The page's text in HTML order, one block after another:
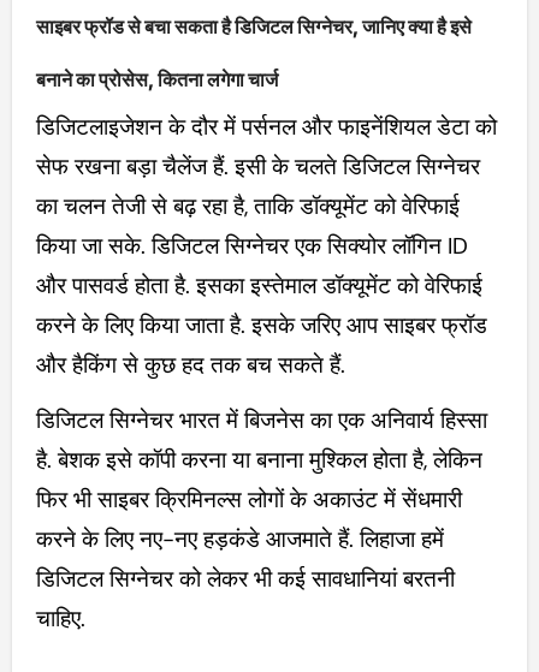
साइबर फ्रॉड से बचा सकता है डिजिटल सिग्नेचर, जानिए क्या है इसे
बनाने का प्रोसेस, कितना लगेगा चार्ज
डिजिटलाइजेशन के दौर में पर्सनल और फाइनेंशियल डेटा को
सेफ रखना बड़ा चैलेंज हैं. इसी के चलते डिजिटल सिग्नेचर
का चलन तेजी से बढ़ रहा है, ताकि डॉक्यूमेंट को वेरिफाई
किया जा सके. डिजिटल सिग्नेचर एक सिक्योर लॉगिन ID
और पासवर्ड होता है. इसका इस्तेमाल डॉक्यूमेंट को वेरिफाई
करने के लिए किया जाता है. इसके जरिए आप साइबर फ्रॉड
और हैकिंग से कुछ हद तक बच सकते हैं.
डिजिटल सिग्नेचर भारत में बिजनेस का एक अनिवार्य हिस्सा
है. बेशक इसे कॉपी करना या बनाना मुश्किल होता है, लेकिन
फिर भी साइबर क्रिमिनल्स लोगों के अकाउंट में सेंधमारी
करने के लिए नए-नए हड़कंडे आजमाते हैं. लिहाजा हमें
डिजिटल सिग्नेचर को लेकर भी कई सावधानियां बरतनी
चाहिए.